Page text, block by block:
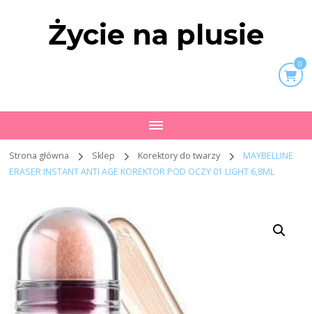
Życie na plusie
0
Strona główna Sklep Korektory do twarzy
MAYBELLINE
ERASER INSTANT ANTI AGE KOREKTOR POD OCZY 01 LIGHT 6,8ML